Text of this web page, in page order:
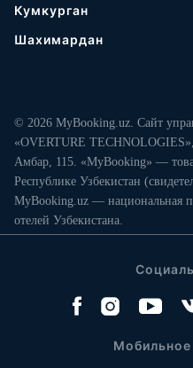
Кумкурган
Шахимардан
© 2026 MyBooking.uz. Сайт
«OVERTURE
Амбар, 115. «MyBooking» —
Республике Узбекистан
MyBooking.uz — национальная
отелей Узбекистана.